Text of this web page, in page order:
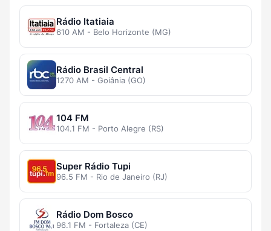
Rádio Itatiaia
610 AM - Belo Horizonte (MG)
Rádio Brasil Central
1270 AM - Goiânia (GO)
104 FM
104.1 FM - Porto Alegre (RS)
Super Rádio Tupi
96.5 FM - Rio de Janeiro (RJ)
Rádio Dom Bosco
96.1 FM - Fortaleza (CE)